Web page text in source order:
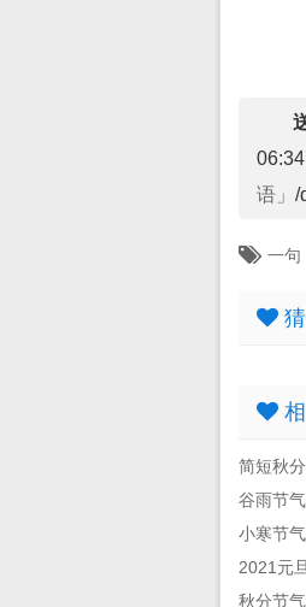
语」 /
一句
简短秋
谷雨节
小寒节
2021元
秋分节